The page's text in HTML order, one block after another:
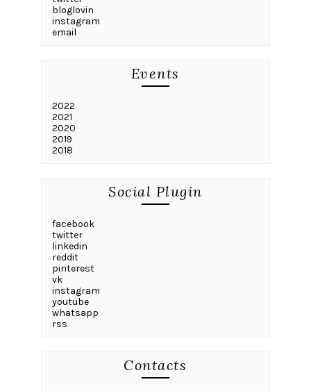
bloglovin
instagram
email
Events
2022
2021
2020
2019
2018
Social Plugin
facebook
twitter
linkedin
reddit
pinterest
vk
instagram
youtube
whatsapp
rss
Contacts